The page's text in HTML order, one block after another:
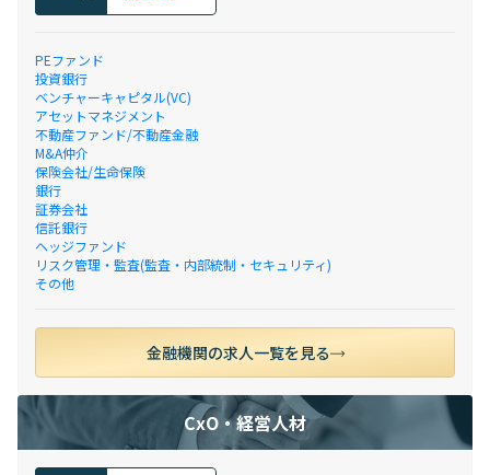
PEファンド
投資銀行
ベンチャーキャピタル(VC)
アセットマネジメント
不動産ファンド/不動産金融
M&A仲介
保険会社/生命保険
銀行
証券会社
信託銀行
ヘッジファンド
リスク管理・監査(監査・内部統制・セキュリティ)
その他
金融機関の求人一覧を見る
CxO・経営人材